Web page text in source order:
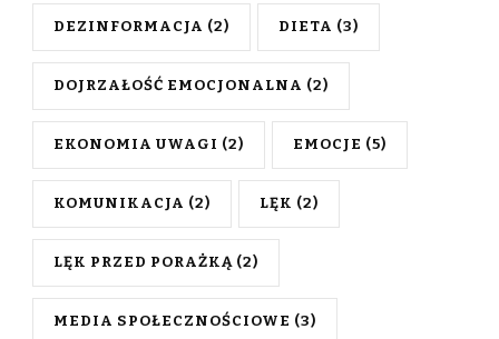
DEZINFORMACJA (2) DIETA (3)
DOJRZAŁOŚĆ EMOCJONALNA (2)
EKONOMIA UWAGI (2) EMOCJE (5)
KOMUNIKACJA (2) LĘK (2)
LĘK PRZED PORAŻKĄ (2)
MEDIA SPOŁECZNOŚCIOWE (3)